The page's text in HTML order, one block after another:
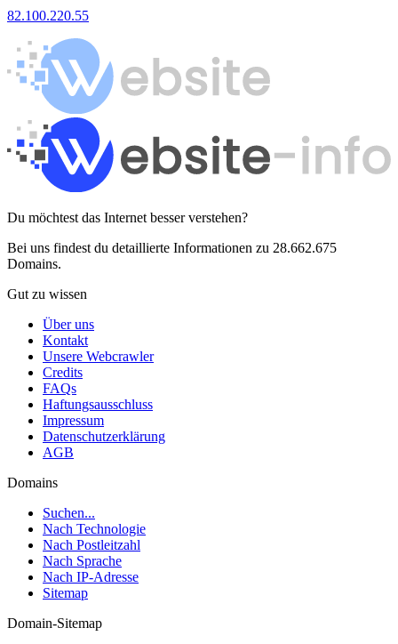
82.100.220.55
Du möchtest das Internet besser verstehen?
Bei uns findest du detaillierte Informationen zu 28.662.675
Domains.
Gut zu wissen
Über uns
Kontakt
Unsere Webcrawler
Credits
FAQs
Haftungsausschluss
Impressum
Datenschutzerklärung
AGB
Domains
Suchen...
Nach Technologie
Nach Postleitzahl
Nach Sprache
Nach IP-Adresse
Sitemap
Domain-Sitemap